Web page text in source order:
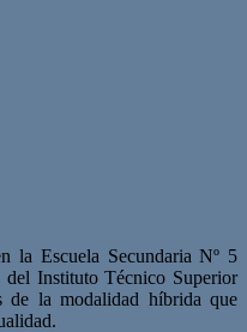
la Escuela Secundaria Nº 5
del Instituto Técnico Superior
de la modalidad híbrida que